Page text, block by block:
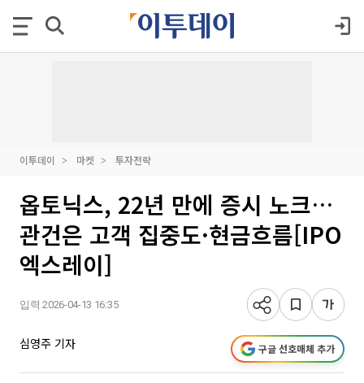
이투데이 마켓 투자전략
옵토닉스, 22년 만에 증시 노크…
관건은 고객 집중도·현금흐름[IPO
엑스레이]
입력 2026-04-13 16:35
심영주 기자 구글 선호매체 추가